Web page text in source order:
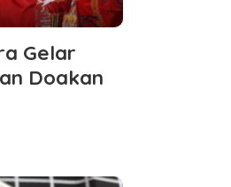
Gelar
Doakan